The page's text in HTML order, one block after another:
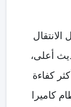
أعلى،
كفاءة
كاميرا